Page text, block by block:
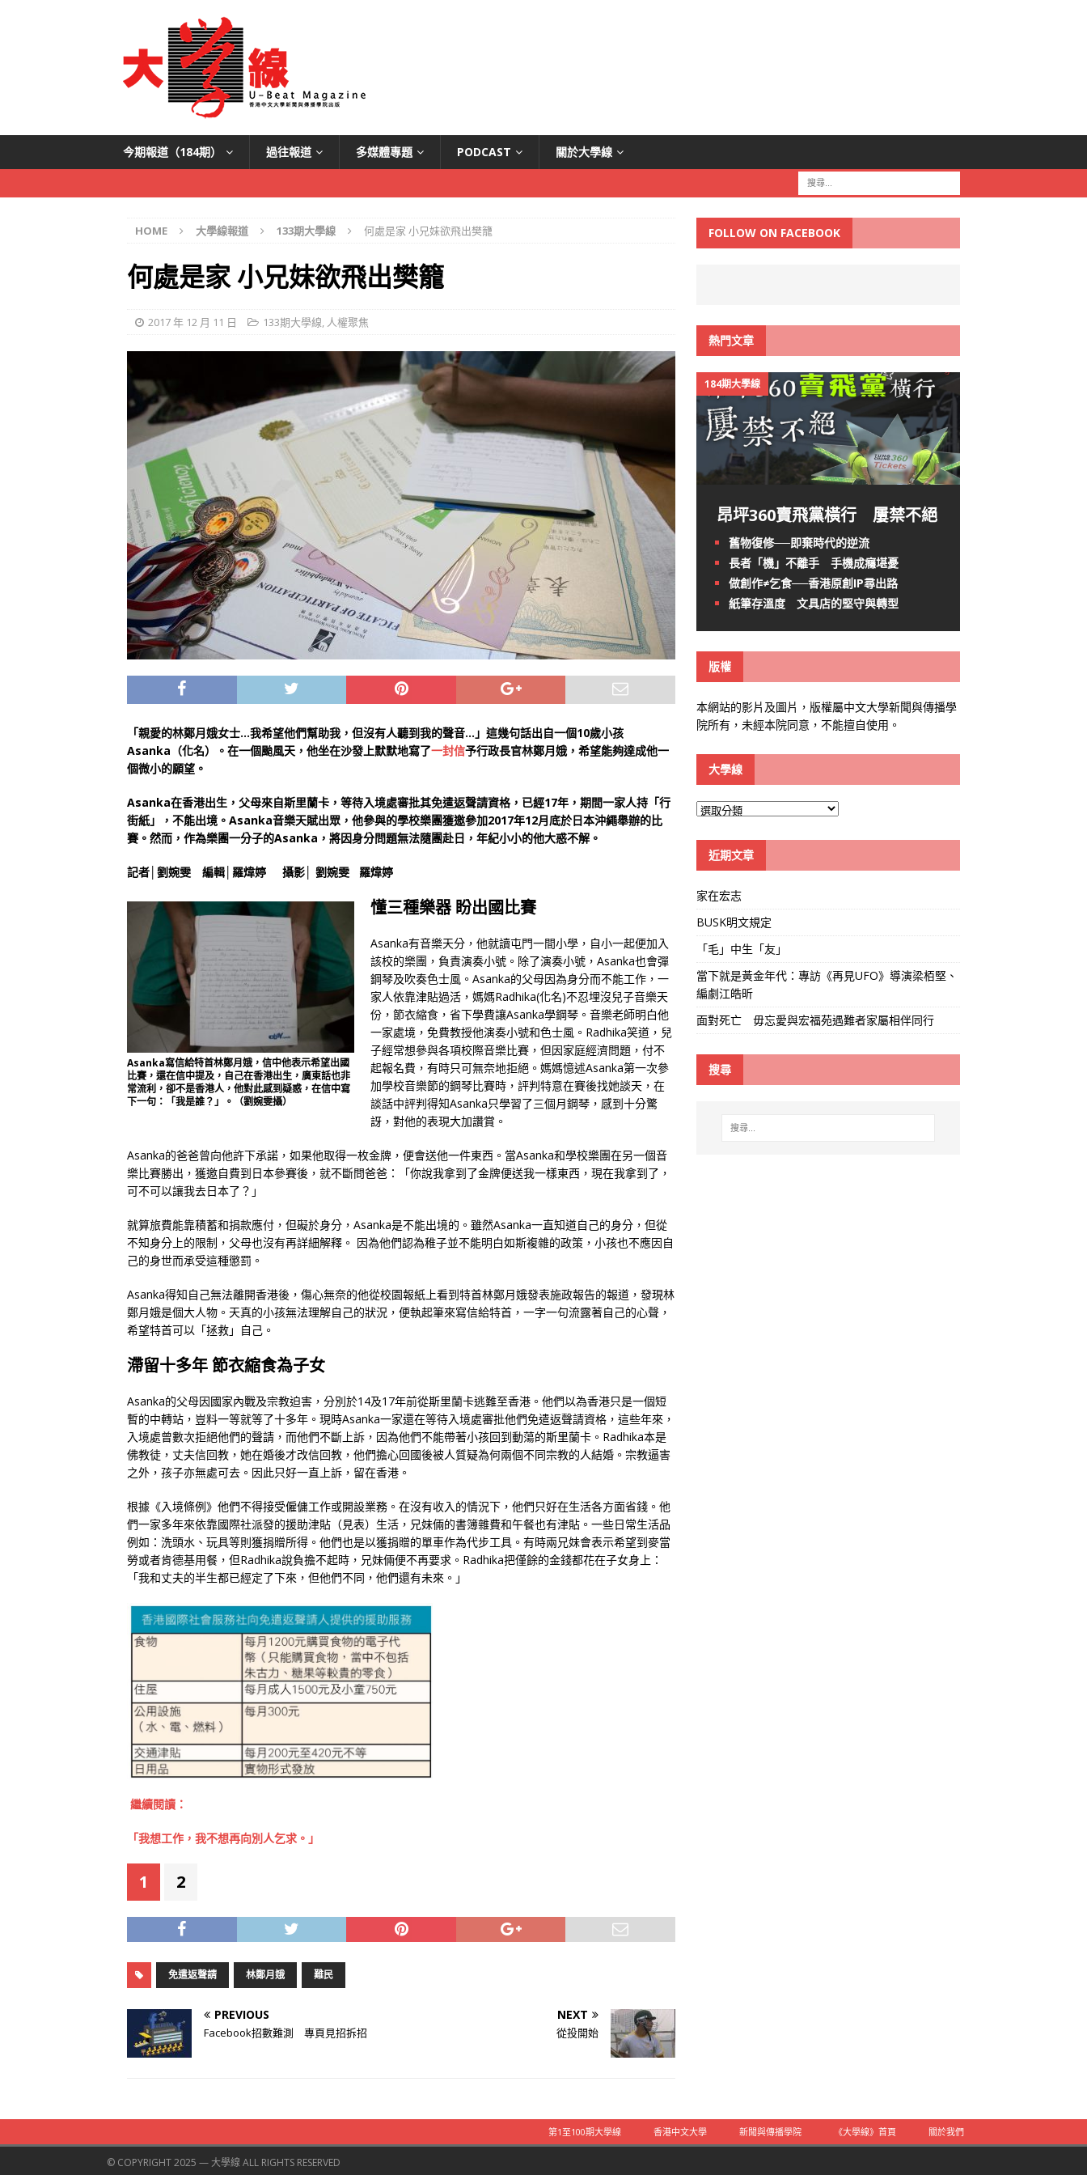
今期報道（184期） 過往報道 多媒體專題 PODCAST 關於大學線
HOME 大學線報道 133期大學線 何處是家 小兄妹欲飛出樊籠
何處是家 小兄妹欲飛出樊籠
2017 年 12 月 11 日 133期大學線, 人權聚焦
「親愛的林鄭月娥女士…我希望他們幫助我，但沒有人聽到我的聲音…」這幾句話出自一個10歲小孩
Asanka（化名）。在一個颱風天，他坐在沙發上默默地寫了一封信予行政長官林鄭月娥，希望能夠達成他一
個微小的願望。
Asanka在香港出生，父母來自斯里蘭卡，等待入境處審批其免遣返聲請資格，已經17年，期間一家人持「行
街紙」，不能出境。Asanka音樂天賦出眾，他參與的學校樂團獲邀參加2017年12月底於日本沖繩舉辦的比
賽。然而，作為樂團一分子的Asanka，將因身分問題無法隨團赴日，年紀小小的他大惑不解。
記者│劉婉雯 編輯│羅煒婷 攝影│ 劉婉雯 羅煒婷
Asanka寫信給特首林鄭月娥，信中他表示希望出國
比賽，還在信中提及，自己在香港出生，廣東話也非
常流利，卻不是香港人，他對此感到疑惑，在信中寫
下一句：「我是誰？」。（劉婉雯攝）
懂三種樂器 盼出國比賽
Asanka有音樂天分，他就讀屯門一間小學，自小一起便加入
該校的樂團，負責演奏小號。除了演奏小號，Asanka也會彈
鋼琴及吹奏色士風。Asanka的父母因為身分而不能工作，一
家人依靠津貼過活，媽媽Radhika(化名)不忍埋沒兒子音樂天
份，節衣縮食，省下學費讓Asanka學鋼琴。音樂老師明白他
一家處境，免費教授他演奏小號和色士風。Radhika笑道，兒
子經常想參與各項校際音樂比賽，但因家庭經濟問題，付不
起報名費，有時只可無奈地拒絕。媽媽憶述Asanka第一次參
加學校音樂節的鋼琴比賽時，評判特意在賽後找她談天，在
談話中評判得知Asanka只學習了三個月鋼琴，感到十分驚
訝，對他的表現大加讚賞。
Asanka的爸爸曾向他許下承諾，如果他取得一枚金牌，便會送他一件東西。當Asanka和學校樂團在另一個音
樂比賽勝出，獲邀自費到日本參賽後，就不斷問爸爸：「你說我拿到了金牌便送我一樣東西，現在我拿到了，
可不可以讓我去日本了？」
就算旅費能靠積蓄和捐款應付，但礙於身分，Asanka是不能出境的。雖然Asanka一直知道自己的身分，但從
不知身分上的限制，父母也沒有再詳細解釋。 因為他們認為稚子並不能明白如斯複雜的政策，小孩也不應因自
己的身世而承受這種懲罰。
Asanka得知自己無法離開香港後，傷心無奈的他從校園報紙上看到特首林鄭月娥發表施政報告的報道，發現林
鄭月娥是個大人物。天真的小孩無法理解自己的狀況，便執起筆來寫信給特首，一字一句流露著自己的心聲，
希望特首可以「拯救」自己。
滯留十多年 節衣縮食為子女
Asanka的父母因國家內戰及宗教迫害，分別於14及17年前從斯里蘭卡逃難至香港。他們以為香港只是一個短
暫的中轉站，豈料一等就等了十多年。現時Asanka一家還在等待入境處審批他們免遣返聲請資格，這些年來，
入境處曾數次拒絕他們的聲請，而他們不斷上訴，因為他們不能帶著小孩回到動蕩的斯里蘭卡。Radhika本是
佛教徒，丈夫信回教，她在婚後才改信回教，他們擔心回國後被人質疑為何兩個不同宗教的人結婚。宗教逼害
之外，孩子亦無處可去。因此只好一直上訴，留在香港。
根據《入境條例》他們不得接受僱傭工作或開設業務。在沒有收入的情況下，他們只好在生活各方面省錢。他
們一家多年來依靠國際社派發的援助津貼（見表）生活，兄妹倆的書簿雜費和午餐也有津貼。一些日常生活品
例如：洗頭水、玩具等則獲捐贈所得。他們也是以獲捐贈的單車作為代步工具。有時兩兄妹會表示希望到麥當
勞或者肯德基用餐，但Radhika說負擔不起時，兄妹倆便不再要求。Radhika把僅餘的金錢都花在子女身上：
「我和丈夫的半生都已經定了下來，但他們不同，他們還有未來。」
繼續閱讀：
「我想工作，我不想再向別人乞求。」
1 2
免遣返聲請 林鄭月娥 難民
PREVIOUS
Facebook招數難測 專頁見招拆招
NEXT
從投開始
FOLLOW ON FACEBOOK
熱門文章
184期大學線
昂坪360賣飛黨橫行 屢禁不絕
舊物復修──即棄時代的逆流
長者「機」不離手 手機成癮堪憂
做創作≠乞食──香港原創IP尋出路
紙筆存溫度 文具店的堅守與轉型
版權
本網站的影片及圖片，版權屬中文大學新聞與傳播學
院所有，未經本院同意，不能擅自使用。
大學線
大
線
近期文章
家在宏志
BUSK明文規定
「毛」中生「友」
當下就是黃金年代：專訪《再見UFO》導演梁栢堅、
編劇江皓昕
面對死亡 毋忘愛與宏福苑遇難者家屬相伴同行
搜尋
第1至100期大學線 香港中文大學 新聞與傳播學院 《大學線》首頁 關於我們
© COPYRIGHT 2025 — 大學線 ALL RIGHTS RESERVED